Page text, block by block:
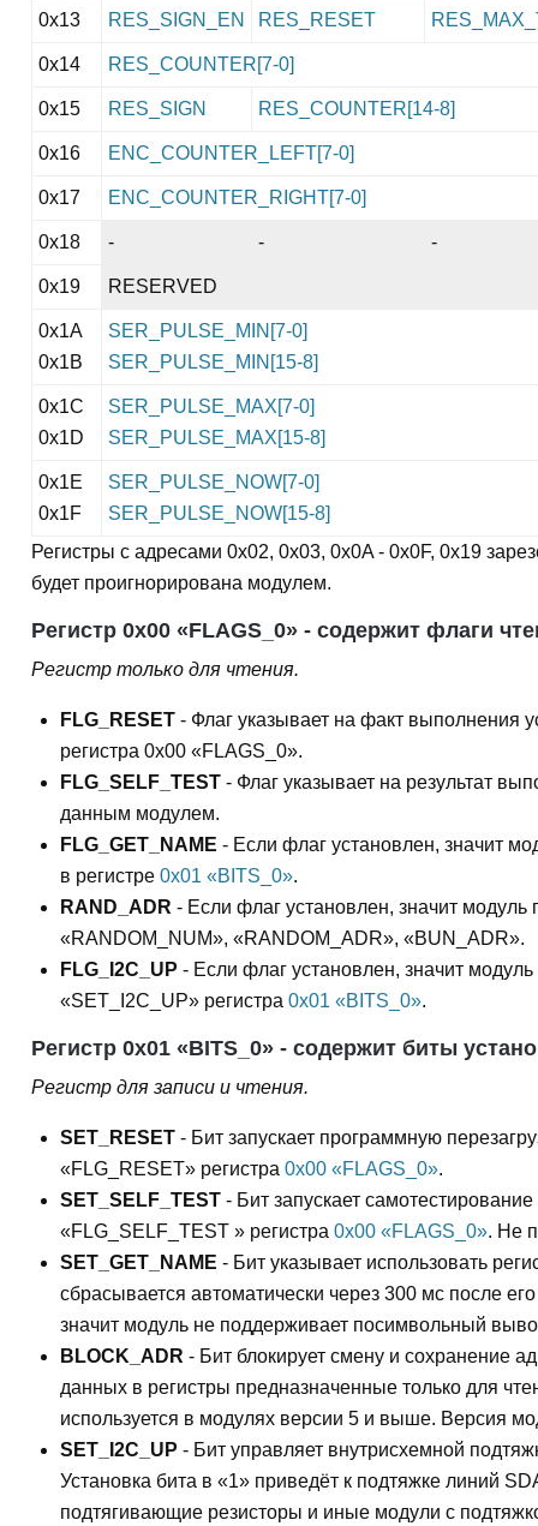
0x13 RES_SIGN_EN RES_RESET
0x14 RES_COUNTER[7-0]
0x15 RES_SIGN RES_COUNTER[14-8]
0x16 ENC_COUNTER_LEFT[7-0]
0x17 ENC_COUNTER_RIGHT[7-0]
0x18 - - -
0x19 RESERVED
0x1A
0x1B
SER_PULSE_MIN[7-0]
SER_PULSE_MIN[15-8]
0x1C
0x1D
SER_PULSE_MAX[7-0]
SER_PULSE_MAX[15-8]
0x1E
0x1F
SER_PULSE_NOW[7-0]
SER_PULSE_NOW[15-8]
Регистры с адресами 0x02, 0x03, 0x0A - 0x0F, 0x19
будет проигнорирована модулем.
Регистр 0x00 «FLAGS_0» - содержит флаги
Регистр только для чтения.
FLG_RESET - Флаг указывает на факт выполнения
регистра 0x00 «FLAGS_0».
FLG_SELF_TEST - Флаг указывает на результат
данным модулем.
FLG_GET_NAME - Если флаг установлен, значит
в регистре 0x01 «BITS_0».
RAND_ADR - Если флаг установлен, значит
«RANDOM_NUM», «RANDOM_ADR», «BUN_ADR».
FLG_I2C_UP - Если флаг установлен, значит
«SET_I2C_UP» регистра 0x01 «BITS_0».
Регистр 0x01 «BITS_0» - содержит биты
Регистр для записи и чтения.
SET_RESET - Бит запускает программную
«FLG_RESET» регистра 0x00 «FLAGS_0».
SET_SELF_TEST - Бит запускает
«FLG_SELF_TEST » регистра 0x00 «FLAGS_0». Не
SET_GET_NAME - Бит указывает использовать
сбрасывается автоматически через 300 мс после
значит модуль не поддерживает посимвольный
BLOCK_ADR - Бит блокирует смену и сохранение
данных в регистры предназначенные только для
используется в модулях версии 5 и выше. Версия
SET_I2C_UP - Бит управляет внутрисхемной
Установка бита в «1» приведёт к подтяжке линий
подтягивающие резисторы и иные модули с